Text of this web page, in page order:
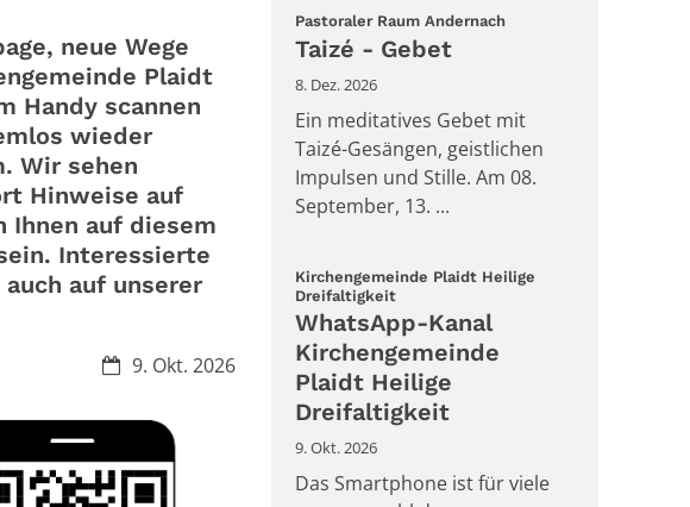
neue Wege
Plaidt
Handy scannen
wieder
Wir sehen
Hinweise auf
Ihnen auf diesem
Interessierte
auf unserer
Datum:9. Okt. 2026
Pastoraler Raum Andernach:
Taizé - Gebet
8. Dez. 2026
Ein meditatives Gebet mit
Taizé-Gesängen, geistlichen
Impulsen und Stille. Am 08.
September, 13. ...
Kirchengemeinde Plaidt Heilige
Dreifaltigkeit:
WhatsApp-Kanal
Kirchengemeinde
Plaidt Heilige
Dreifaltigkeit
9. Okt. 2026
Das Smartphone ist für viele